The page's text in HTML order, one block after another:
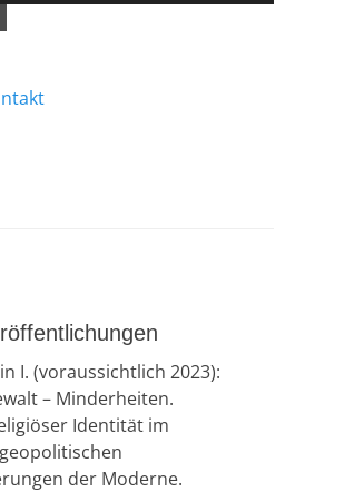
I. (voraussichtlich 2023):
– Minderheiten.
Identität im
der Moderne.